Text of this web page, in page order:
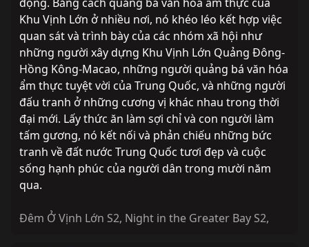
Khu Vịnh Lớn ở nhiều nơi, nó khéo léo kết hợp việc
quan sát và trình bày của các nhóm xã hội như
những người xây dựng Khu Vịnh Lớn Quảng Đông-
Hồng Kông-Macao, những người quảng bá văn hóa
ẩm thực tuyệt vời của Trung Quốc, và những người
đấu tranh ở những cương vị khác nhau trong thời
đại mới. Lấy thức ăn làm sợi chỉ và con người làm
tấm gương, nó kết nối và phản chiếu những bức
tranh về đất nước Trung Quốc tươi đẹp và cuộc
sống hạnh phúc của người dân trong mười năm
qua.
Đêm Ở Vịnh Lớn S2, Night in the Greater Bay S2,